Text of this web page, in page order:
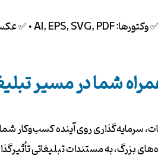
شما در مسیر
سرمایه‌گذاری روی آینده کسب‌وکار
بزرگ، به مستندات تبلیغاتی